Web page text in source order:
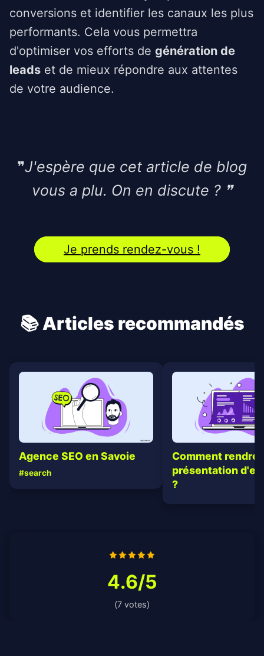
conversions et identifier les canaux les plus
performants. Cela vous permettra
d'optimiser vos efforts de génération de
leads et de mieux répondre aux attentes
de votre audience.
❞J'espère que cet article de blog
vous a plu. On en discute ? ❞
Je prends rendez-vous !
📚 Articles recommandés
Agence SEO en Savoie
#search
Comment rendre
présentation
?
4.6/5
(7 votes)